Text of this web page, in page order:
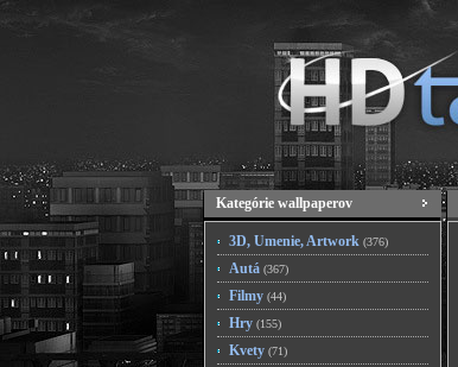
Kategórie wallpaperov
3D, Umenie, Artwork (376)
Autá (367)
Filmy (44)
Hry (155)
Kvety (71)